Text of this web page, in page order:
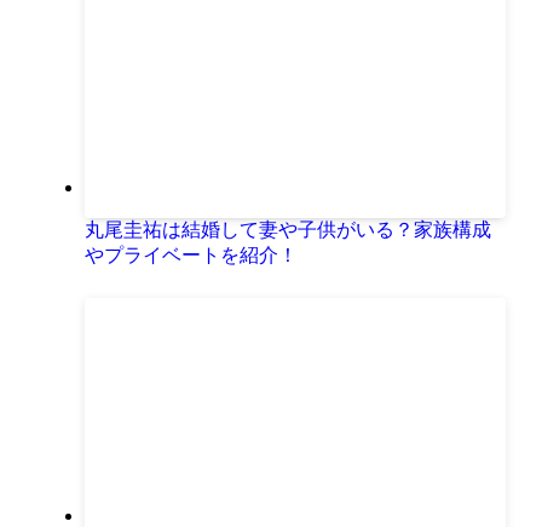
丸尾圭祐は結婚して妻や子供がいる？家族構成
やプライベートを紹介！